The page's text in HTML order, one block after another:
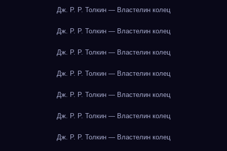
Дж. Р. Р. Толкин — Властелин колец
Дж. Р. Р. Толкин — Властелин колец
Дж. Р. Р. Толкин — Властелин колец
Дж. Р. Р. Толкин — Властелин колец
Дж. Р. Р. Толкин — Властелин колец
Дж. Р. Р. Толкин — Властелин колец
Дж. Р. Р. Толкин — Властелин колец